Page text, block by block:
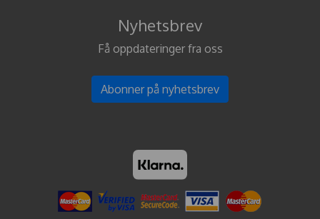
Nyhetsbrev
Få oppdateringer fra oss
Abonner på nyhetsbrev